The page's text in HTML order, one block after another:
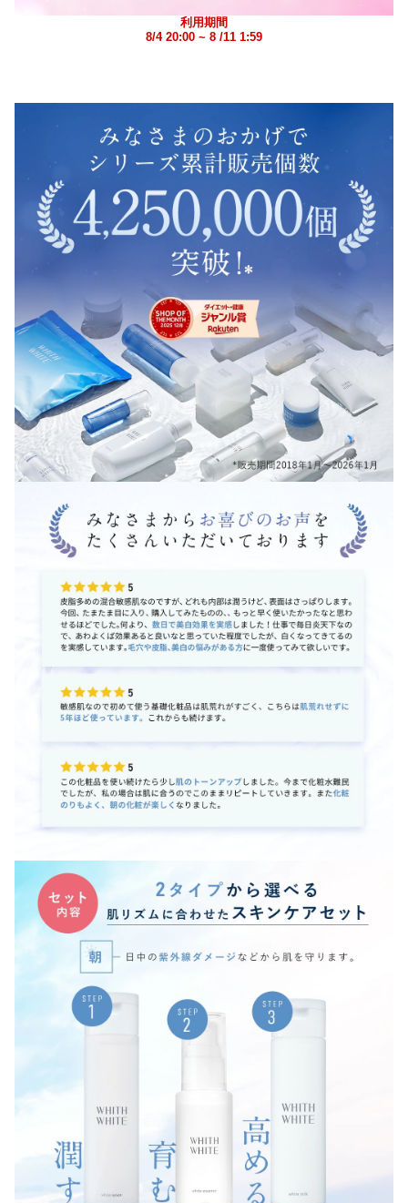
利用期間
8/4 20:00 ~ 8 /11 1:59